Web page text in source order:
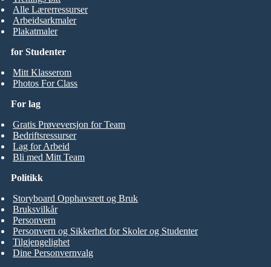
for Studenter
Mitt Klasserom
Photos For Class
Alle Lærerressurser
Arbeidsarkmaler
Plakatmaler
For lag
Gratis Prøveversjon for Team
Bedriftsressurser
Lag for Arbeid
Bli med Mitt Team
Politikk
Storyboard Opphavsrett og Bruk
Bruksvilkår
Personvern
Personvern og Sikkerhet for Skoler og Studenter
Tilgjengelighet
Dine Personvernvalg